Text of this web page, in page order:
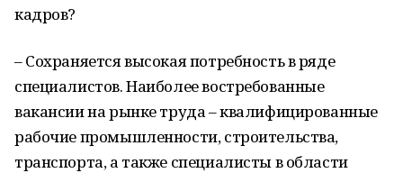
кадров?
– Сохраняется высокая потребность в ряде
специалистов. Наиболее востребованные
вакансии на рынке труда – квалифицированные
рабочие промышленности, строительства,
транспорта, а также специалисты в области